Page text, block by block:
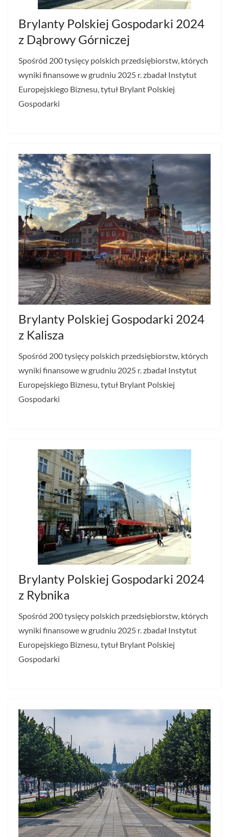
Brylanty Polskiej Gospodarki 2024
z Dąbrowy Górniczej
Spośród 200 tysięcy polskich przedsiębiorstw, których
wyniki finansowe w grudniu 2025 r. zbadał Instytut
Europejskiego Biznesu, tytuł Brylant Polskiej
Gospodarki
Brylanty Polskiej Gospodarki 2024
z Kalisza
Spośród 200 tysięcy polskich przedsiębiorstw, których
wyniki finansowe w grudniu 2025 r. zbadał Instytut
Europejskiego Biznesu, tytuł Brylant Polskiej
Gospodarki
Brylanty Polskiej Gospodarki 2024
z Rybnika
Spośród 200 tysięcy polskich przedsiębiorstw, których
wyniki finansowe w grudniu 2025 r. zbadał Instytut
Europejskiego Biznesu, tytuł Brylant Polskiej
Gospodarki